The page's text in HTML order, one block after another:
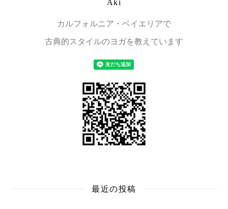
Aki
カルフォルニア・ベイエリアで
古典的スタイルのヨガを教えています
最近の投稿